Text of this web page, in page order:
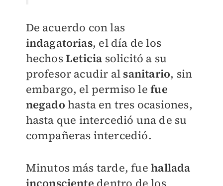
De acuerdo con las
indagatorias, el día de los
hechosLeticia solicitó a su
profesor acudir al sanitario, sin
embargo, el permiso lefue
negado hasta en tres ocasiones,
hasta que intercedió una de su
compañeras intercedió.
Minutos más tarde, fue hallada